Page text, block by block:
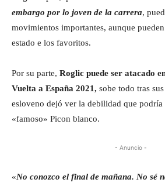
embargo por lo joven de la carrera,
movimientos importantes, aunque
estado e los favoritos.
Por su parte, Roglic puede ser atacado
Vuelta a España 2021, sobe todo tras
esloveno dejó ver la debilidad que
«famoso» Picon blanco.
- Anuncio -
«No conozco el final de mañana. No sé